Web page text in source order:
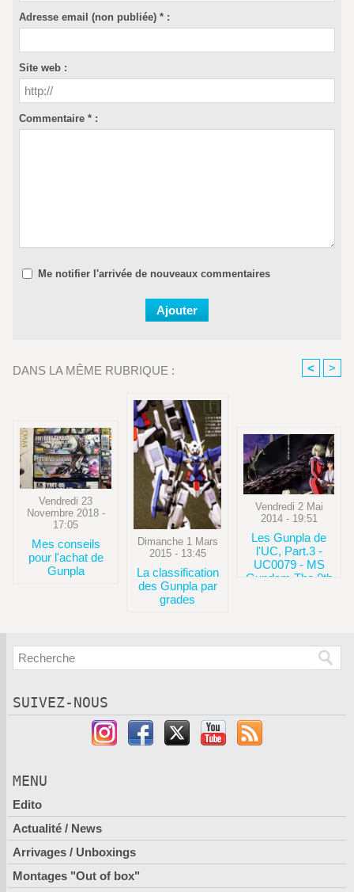
Adresse email (non publiée) * :
Site web :
Commentaire * :
Me notifier l'arrivée de nouveaux commentaires
DANS LA MÊME RUBRIQUE : < >
Vendredi 23
Novembre 2018 -
17:05
Mes conseils
pour l'achat de
Gunpla
Dimanche 1 Mars
2015 - 13:45
La classification
des Gunpla par
grades
Vendredi 2 Mai
2014 - 19:51
Les Gunpla de
l'UC, Part.3 -
UC0079 - MS
Gundam The 8th
SUIVEZ-NOUS
MENU
Edito
Actualité / News
Arrivages / Unboxings
Montages "Out of box"